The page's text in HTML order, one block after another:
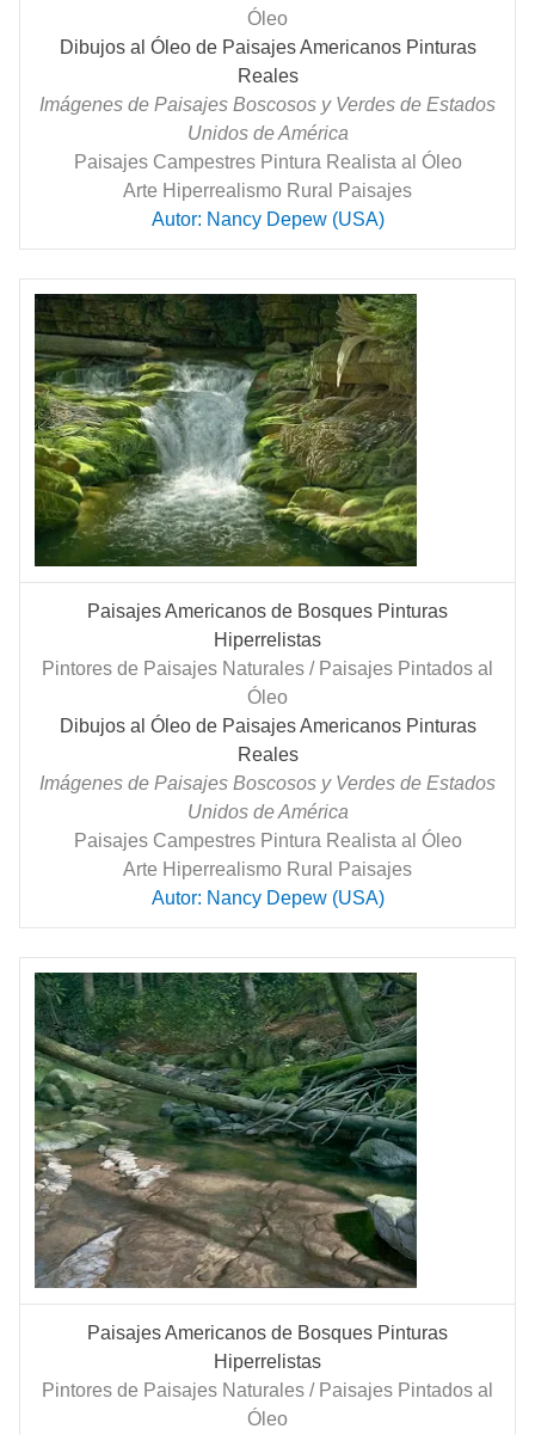
Óleo
Dibujos al Óleo de Paisajes Americanos Pinturas
Reales
Imágenes de Paisajes Boscosos y Verdes de Estados
Unidos de América
Paisajes Campestres Pintura Realista al Óleo
Arte Hiperrealismo Rural Paisajes
Autor: Nancy Depew (USA)
Paisajes Americanos de Bosques Pinturas
Hiperrelistas
Pintores de Paisajes Naturales / Paisajes Pintados al
Óleo
Dibujos al Óleo de Paisajes Americanos Pinturas
Reales
Imágenes de Paisajes Boscosos y Verdes de Estados
Unidos de América
Paisajes Campestres Pintura Realista al Óleo
Arte Hiperrealismo Rural Paisajes
Autor: Nancy Depew (USA)
Paisajes Americanos de Bosques Pinturas
Hiperrelistas
Pintores de Paisajes Naturales / Paisajes Pintados al
Óleo